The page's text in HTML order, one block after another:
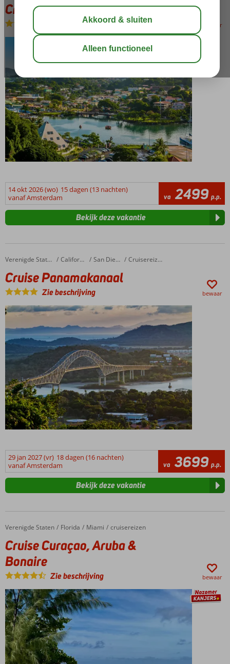
Cruise Tropische Caribbean
Zie beschrijving bewaar
14 okt 2026 (wo) 15 dagen (13 nachten)
vanaf Amsterdam
va 2499 p.p.
Bekijk deze vakantie
Home Verenigde Staten Californië San Diego Cruisereizen
Cruise Panamakanaal
Cruise Panamakanaal
Zie beschrijving bewaar
29 jan 2027 (vr) 18 dagen (16 nachten)
vanaf Amsterdam
va 3699 p.p.
Bekijk deze vakantie
Home
Verenigde Staten Florida Miami cruisereizen
Cruise Curaçao, Aruba & Bonaire
Cruise Curaçao, Aruba &
Bonaire
Zie beschrijving bewaar